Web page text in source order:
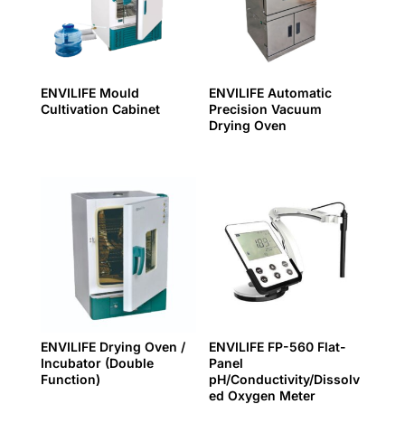
ENVILIFE Mould
Cultivation Cabinet
ENVILIFE Automatic
Precision Vacuum
Drying Oven
ENVILIFE Drying Oven /
Incubator (Double
Function)
ENVILIFE FP-560 Flat-
Panel
pH/Conductivity/Dissolv
ed Oxygen Meter